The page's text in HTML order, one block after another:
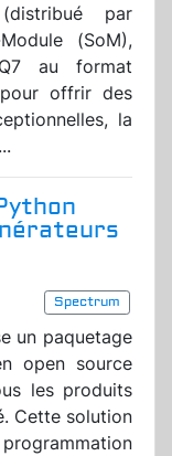
par
(SoM),
Q7 au format
offrir des
la
Spectrum
un paquetage
open source
les produits
Cette solution